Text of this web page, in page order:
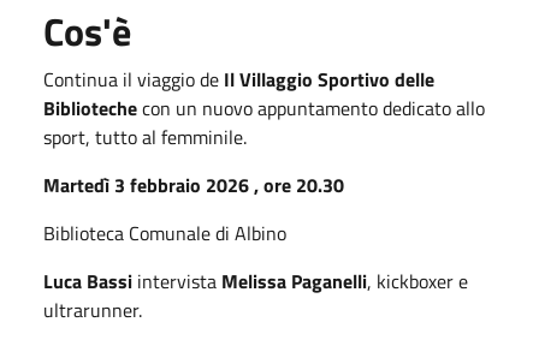
Cos'è
Continua il viaggio de Il Villaggio Sportivo delle
Bibliotechecon un nuovo appuntamento dedicato allo
sport, tutto al femminile.
Martedì 3 febbraio 2026 , ore 20.30
Biblioteca Comunale di Albino
Luca Bassi intervista Melissa Paganelli, kickboxer e
ultrarunner.